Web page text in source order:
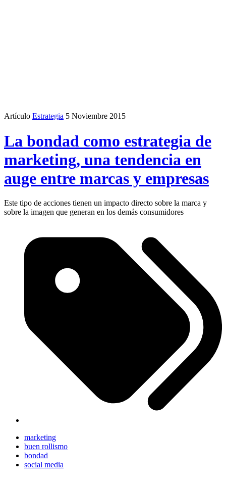
Artículo Estrategia 5 Noviembre 2015
La bondad como estrategia de
marketing, una tendencia en
auge entre marcas y empresas
Este tipo de acciones tienen un impacto directo sobre la marca y
sobre la imagen que generan en los demás consumidores
marketing
buen rollismo
bondad
social media